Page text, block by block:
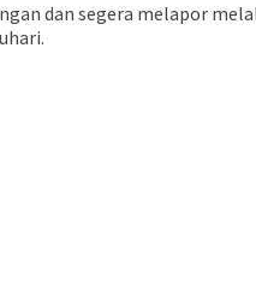
dan segera melapor